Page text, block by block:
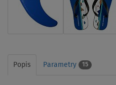
Popis Parametry 15